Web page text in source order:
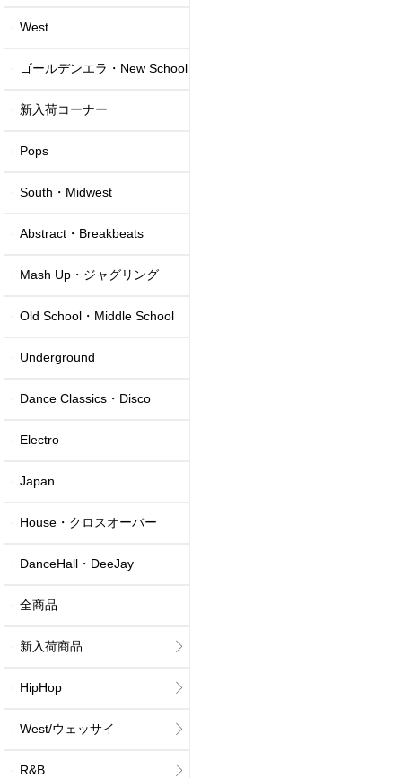
West
ゴールデンエラ・New School
新入荷コーナー
Pops
South・Midwest
Abstract・Breakbeats
Mash Up・ジャグリング
Old School・Middle School
Underground
Dance Classics・Disco
Electro
Japan
House・クロスオーバー
DanceHall・DeeJay
全商品
新入荷商品
HipHop
West/ウェッサイ
R&B